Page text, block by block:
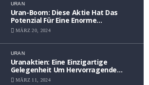
URAN
Uran-Boom: Diese Aktie Hat Das
Potenzial Für Eine Enorme
Wertsteigerung
MÄRZ 20, 2024
URAN
Uranaktien: Eine Einzigartige
Gelegenheit Um Hervorragende
Renditen Zu Erzielen
MÄRZ 11, 2024